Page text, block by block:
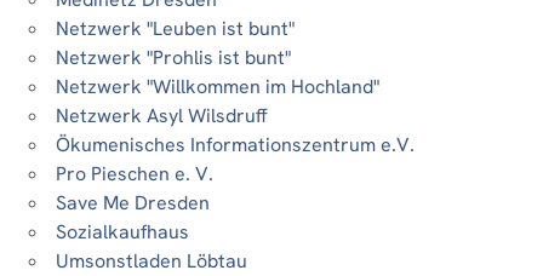
Netzwerk "Leuben ist bunt"
Netzwerk "Prohlis ist bunt"
Netzwerk "Willkommen im Hochland"
Netzwerk Asyl Wilsdruff
Ökumenisches Informationszentrum e.V.
Pro Pieschen e. V.
Save Me Dresden
Sozialkaufhaus
Umsonstladen Löbtau